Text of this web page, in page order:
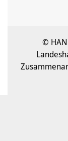
©